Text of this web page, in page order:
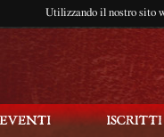
Utilizzando il nostro sito